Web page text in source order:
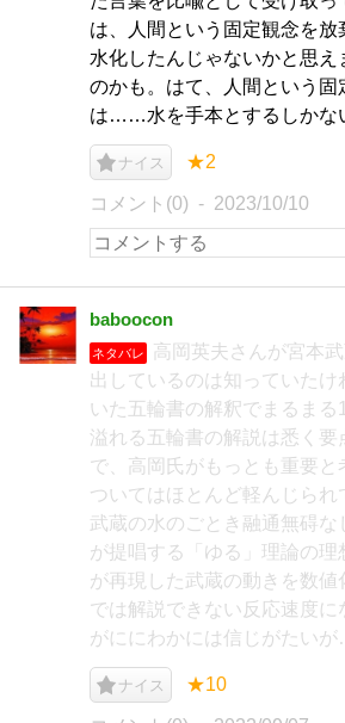
は、人間という固定観念を放
水化したんじゃないかと思え
のかも。はて、人間という固
は……水を手本とするしかな
ナイス ★2
コメント(0) 2023/10/10
baboocon
ネタバレ
高岡英夫さんが宮本
出しているのは知っていたけ
いた五輪書の解釈でまるまる
溢れる五輪書の解説は悉く要
で、高岡氏がもっとも重要と
ついてはほとんど軽んじられ
武蔵の水のごとき融通無碍な
が提唱する「ゆる」理論の理
が再現した武蔵の動きを数値
では解説できない反応速度に
がににわかには信じがたいが
ナイス ★10